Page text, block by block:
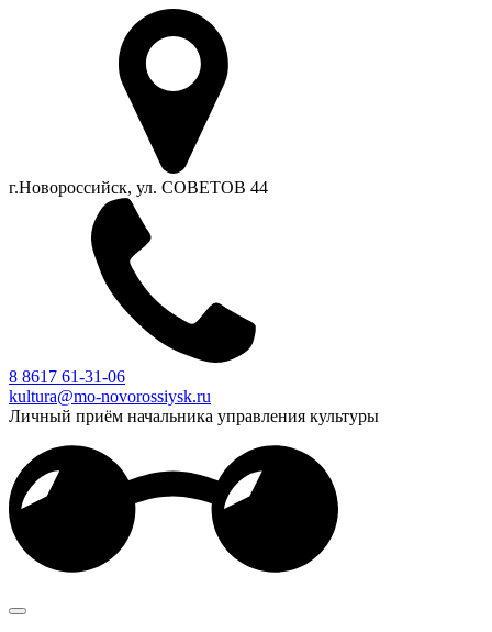
г.Новороссийск, ул. СОВЕТОВ 44
8 8617 61-31-06
kultura@mo-novorossiysk.ru
Личный приём начальника управления культуры